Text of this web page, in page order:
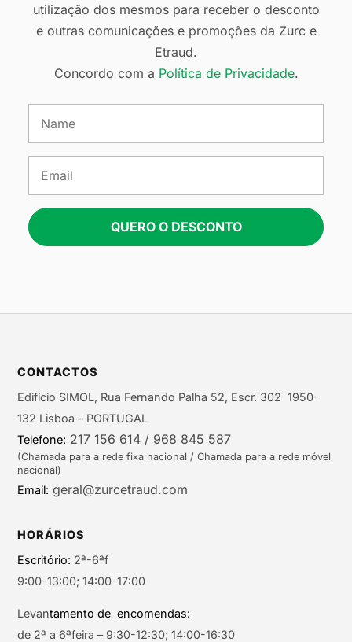
utilização dos mesmos para receber o desconto
e outras comunicações e promoções da Zurc e
Etraud.
Concordo com a Política de Privacidade.
QUERO O DESCONTO
CONTACTOS
Edifício SIMOL, Rua Fernando Palha 52, Escr. 302 1950-
132 Lisboa – PORTUGAL
Telefone: 217 156 614 / 968 845 587
(Chamada para a rede fixa nacional / Chamada para a rede móvel
nacional)
Email: geral@zurcetraud.com
HORÁRIOS
Escritório: 2ª-6ªf
9:00-13:00; 14:00-17:00
Levantamento de encomendas:
de 2ª a 6ªfeira – 9:30-12:30; 14:00-16:30